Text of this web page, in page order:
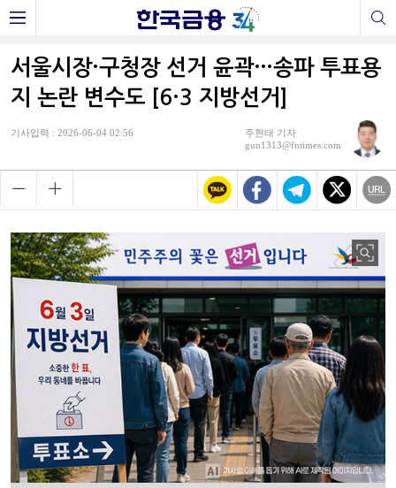
서울시장·구청장 선거 윤곽…송파 투표용
지 논란 변수도 [6·3 지방선거]
기사입력 : 2026-06-04 02:56
주현태 기자
gun1313@fntimes.com